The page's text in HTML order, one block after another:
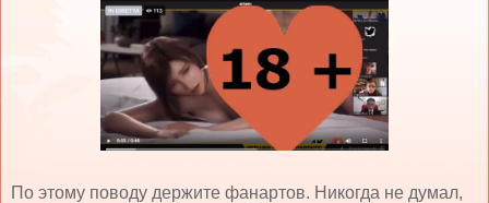
По этому поводу держите фанартов. Никогда не думал,